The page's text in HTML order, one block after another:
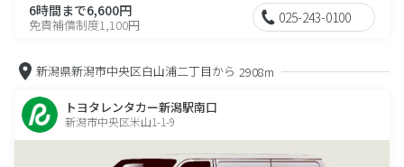
6時間まで6,600円
免責補償制度1,100円 025-243-0100
新潟県新潟市中央区白山浦二丁目から 2908m
トヨタレンタカー新潟駅南口
新潟市中央区米山1-1-9